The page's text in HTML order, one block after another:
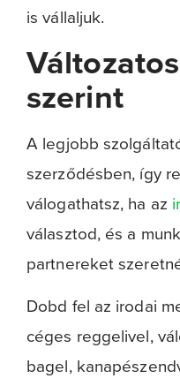
is vállaljuk.
szerint
A legjobb
szerződésben, így
válogathatsz, ha az
választod, és a
partnereket
Dobd fel az irodai
céges reggelivel,
bagel,